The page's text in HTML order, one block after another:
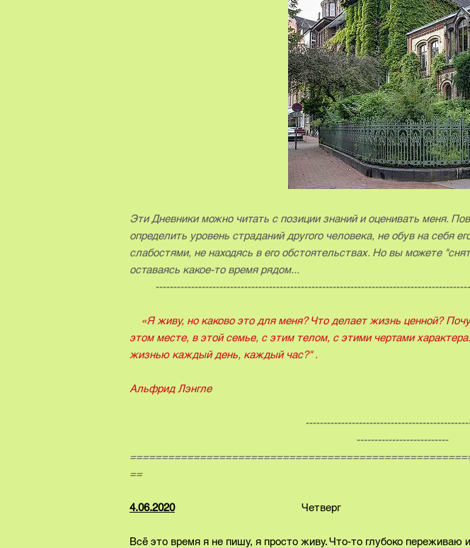
​Эти Дневникиможно читать с позиции знаний и оценивать меня.
определить уровень страданий другого человека, не обув на себя
слабостями, не находясь в его обстоятельствах. Но вы можете
оставаясь какое-то время рядом...
«Я живу, но каково это для меня? Что делает жизнь ценной?
этом месте, в этой семье, с этим телом, с этими чертами
жизнью каждый день, каждый час?" .
Альфрид Лэнгле
--------------------------
==
4.06.2020Четверг
Всё это время я не пишу, я просто живу. Что-то глубоко переживаю